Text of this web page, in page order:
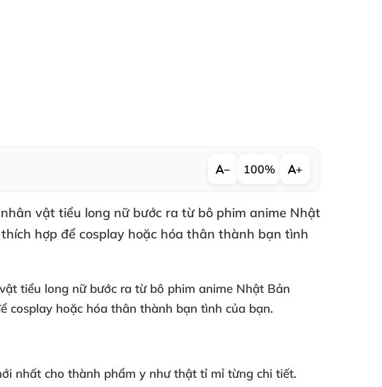
− 100% +
vật tiểu long nữ bước ra từ bô phim anime Nhật
hợp để cosplay hoặc hóa thân thành bạn tình
tiểu long nữ bước ra từ bô phim anime Nhật Bản
cosplay hoặc hóa thân thành bạn tình của bạn.
nhất cho thành phẩm y như thật tỉ mỉ từng chi tiết.